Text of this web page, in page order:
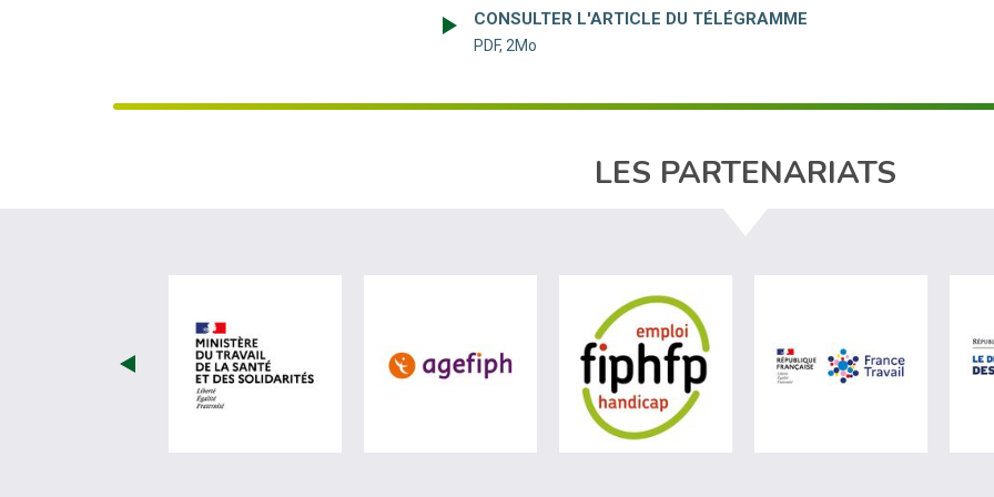
CONSULTER L'ARTICLE DU TÉLÉGRAMME
PDF, 2Mo
LES PARTENARIATS
visiter les site de Ministère du travail (nouvelle fenêtre)
visiter les site de Agefiph (nouvelle fenêtre)visiter les site de Fiphfp (nouvellevisiter les